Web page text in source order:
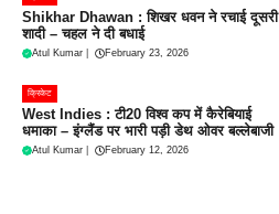
Shikhar Dhawan : शिखर धवन ने रचाई दूसरी
शादी – चहल ने दी बधाई
Atul Kumar February 23, 2026
क्रिकेट
West Indies : टी20 विश्व कप में कैरेबियाई
धमाका – इंग्लैंड पर भारी पड़ी डेथ ओवर बल्लेबाजी
Atul Kumar February 12, 2026